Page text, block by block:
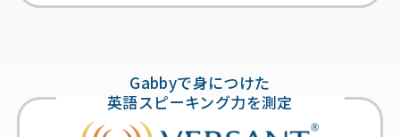
Gabbyで身につけた
英語スピーキング力を測定